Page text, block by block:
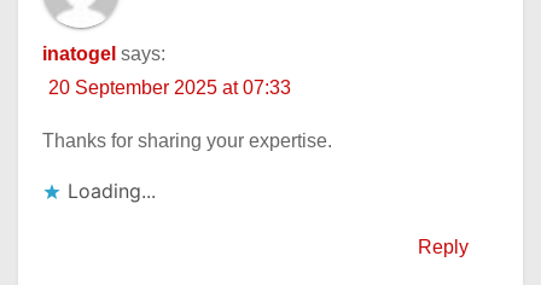
inatogel says:
20 September 2025 at 07:33
Thanks for sharing your expertise.
Loading...
Reply